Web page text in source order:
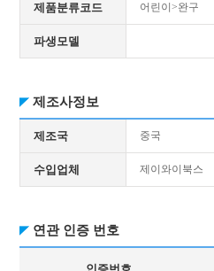
제품분류코드 어린이>완구
파생모델
제조사정보
제조국 중국
수입업체 제이와이북스
연관 인증 번호